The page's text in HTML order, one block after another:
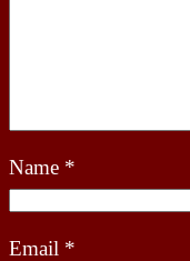
Name *
Email *